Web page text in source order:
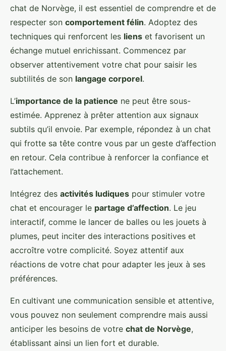
chat de Norvège, il est essentiel de comprendre et de
respecter son comportement félin. Adoptez des
techniques qui renforcent les liens et favorisent un
échange mutuel enrichissant. Commencez par
observer attentivement votre chat pour saisir les
subtilités de son langage corporel.
L’importance de la patience ne peut être sous-
estimée. Apprenez à prêter attention aux signaux
subtils qu’il envoie. Par exemple, répondez à un chat
qui frotte sa tête contre vous par un geste d’affection
en retour. Cela contribue à renforcer la confiance et
l’attachement.
Intégrez des activités ludiques pour stimuler votre
chat et encourager le partage d’affection. Le jeu
interactif, comme le lancer de balles ou les jouets à
plumes, peut inciter des interactions positives et
accroître votre complicité. Soyez attentif aux
réactions de votre chat pour adapter les jeux à ses
préférences.
En cultivant une communication sensible et attentive,
vous pouvez non seulement comprendre mais aussi
anticiper les besoins de votre chat de Norvège,
établissant ainsi un lien fort et durable.